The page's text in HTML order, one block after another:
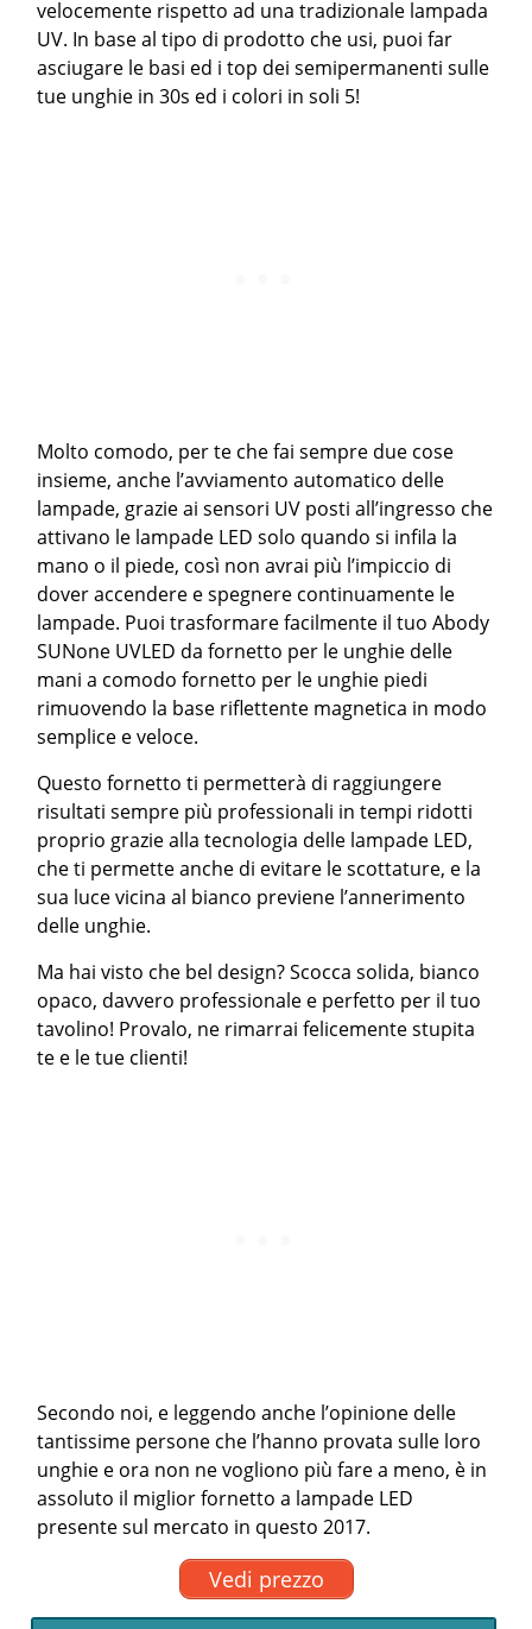
velocemente rispetto ad una tradizionale lampada
UV. In base al tipo di prodotto che usi, puoi far
asciugare le basi ed i top dei semipermanenti sulle
tue unghie in 30s ed i colori in soli 5!
Molto comodo, per te che fai sempre due cose
insieme, anche l’avviamento automatico delle
lampade, grazie ai sensori UV posti all’ingresso che
attivano le lampade LED solo quando si infila la
mano o il piede, così non avrai più l’impiccio di
dover accendere e spegnere continuamente le
lampade. Puoi trasformare facilmente il tuo Abody
SUNone UVLED da fornetto per le unghie delle
mani a comodo fornetto per le unghie piedi
rimuovendo la base riflettente magnetica in modo
semplice e veloce.
Questo fornetto ti permetterà di raggiungere
risultati sempre più professionali in tempi ridotti
proprio grazie alla tecnologia delle lampade LED,
che ti permette anche di evitare le scottature, e la
sua luce vicina al bianco previene l’annerimento
delle unghie.
Ma hai visto che bel design? Scocca solida, bianco
opaco, davvero professionale e perfetto per il tuo
tavolino! Provalo, ne rimarrai felicemente stupita
te e le tue clienti!
Secondo noi, e leggendo anche l’opinione delle
tantissime persone che l’hanno provata sulle loro
unghie e ora non ne vogliono più fare a meno, è in
assoluto il miglior fornetto a lampade LED
presente sul mercato in questo 2017.
Vedi prezzo